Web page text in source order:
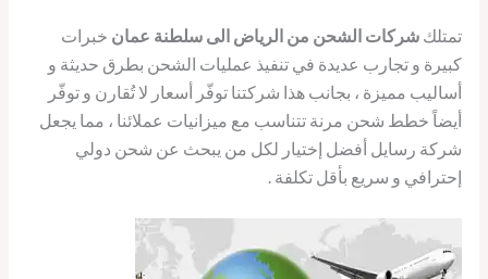
تمتلك شركات الشحن من الرياض الى سلطنة عمان خبرات
كبيرة و تجارب عديدة في تنفيذ عمليات الشحن بطرق حديثة و
أساليب مميزة ، بجانب هذا شركتنا توفّر أسعار لا تُقارن و توفّر
أيضاً خطط شحن مرنة تتناسب مع ميزانيات عملائنا ، مما يجعل
شركة رسايل أفضل إختيار لكل من يبحث عن شحن دولي
إحترافي و سريع بأقل تكلفة .